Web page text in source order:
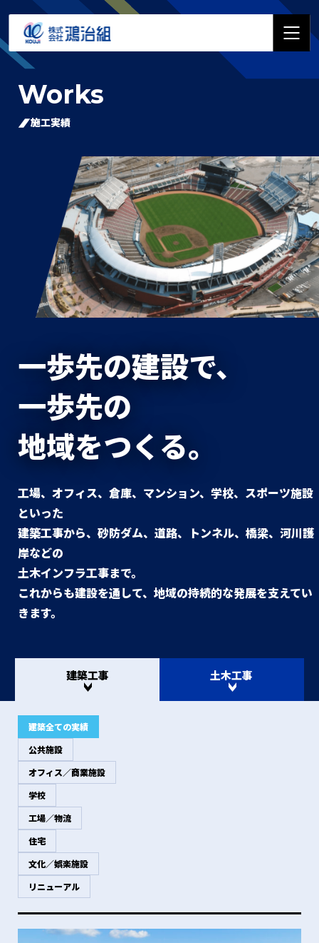
採用特設サイト お問い合わせ
鴻治組の特徴
私たちのバリュー
先進テクノロジーの活用
表彰・受賞歴
鴻治組について
会社概要
会社沿革
事業内容
建築工事
土木工事
トピックス
Works
施工実績
一歩先の建設で、
一歩先の
地域をつくる。
工場、オフィス、倉庫、マンション、学校、スポーツ施設
といった
建築工事から、砂防ダム、道路、トンネル、橋梁、河川護
岸などの
土木インフラ工事まで。
これからも建設を通して、地域の持続的な発展を支えてい
きます。
建築工事 土木工事
建築全ての実績
公共施設
オフィス／商業施設
学校
工場／物流
住宅
文化／娯楽施設
リニューアル